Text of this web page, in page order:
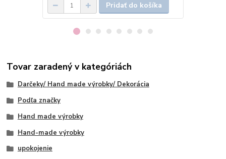
Pridať do košíka
Tovar zaradený v kategóriách
Darčeky/ Hand made výrobky/ Dekorácia
Podľa značky
Hand made výrobky
Hand-made výrobky
upokojenie